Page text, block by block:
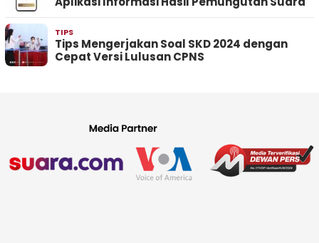
TIPS
Tips Mengerjakan Soal SKD 2024 dengan
Cepat Versi Lulusan CPNS